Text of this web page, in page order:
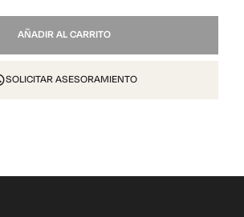
AÑADIR AL CARRITO
SOLICITAR ASESORAMIENTO